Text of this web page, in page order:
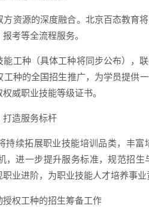
方资源的深度融合。北京百态教育
考等全流程服务。
工种（具体工种将同步公布），
种的全国招生推广，为学员提供
威职业技能等级证书。
打造服务标杆
持续拓展职业技能培训品类，丰
，进一步提升服务标准，规范招
业进阶，为职业技能人才培养事业
权工种的招生筹备工作